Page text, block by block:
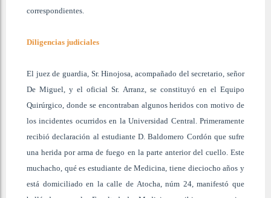
correspondientes.
Diligencias judiciales
El juez de guardia, Sr. Hinojosa, acompañado del secretario, señor
De Miguel, y el oficial Sr. Arranz, se constituyó en el Equipo
Quirúrgico, donde se encontraban algunos heridos con motivo de
los incidentes ocurridos en la Universidad Central. Primeramente
recibió declaración al estudiante D. Baldomero Cordón que sufre
una herida por arma de fuego en la parte anterior del cuello. Este
muchacho, qué es estudiante de Medicina, tiene dieciocho años y
está domiciliado en la calle de Atocha, núm 24, manifestó que